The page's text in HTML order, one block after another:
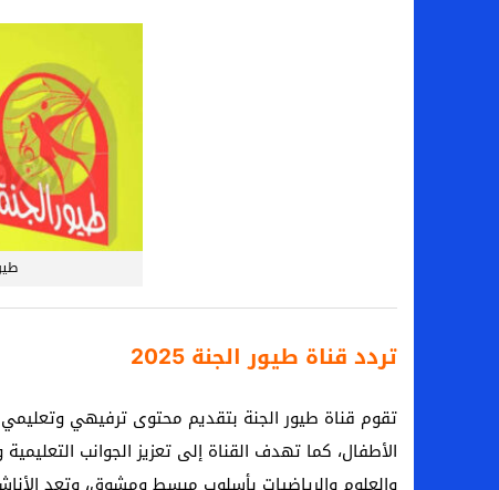
تردد قناة طيور الجنة 2025
تقوم قناة طيور الجنة بتقديم محتوى ترفيهي
الأطفال، كما تهدف القناة إلى تعزيز الجوانب